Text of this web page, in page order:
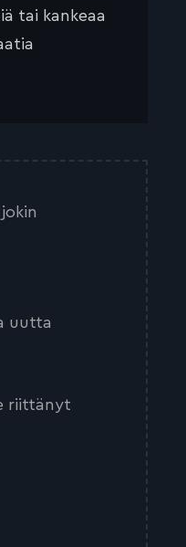
tai kankeaa
uutta
riittänyt